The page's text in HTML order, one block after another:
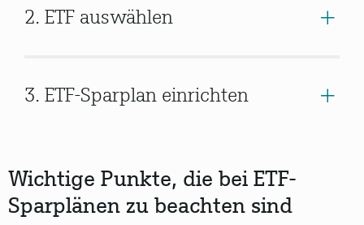
2. ETF auswählen
3. ETF-Sparplan einrichten
Wichtige Punkte, die bei ETF-
Sparplänen zu beachten sind